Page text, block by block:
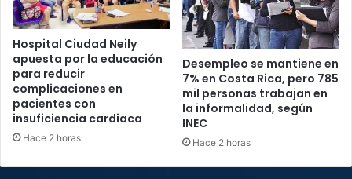
Hospital Ciudad Neily
apuesta por la educación
para reducir
complicaciones en
pacientes con
insuficiencia cardiaca
Hace 2 horas
Desempleo se mantiene en
7% en Costa Rica, pero 785
mil personas trabajan en
la informalidad, según
INEC
Hace 2 horas